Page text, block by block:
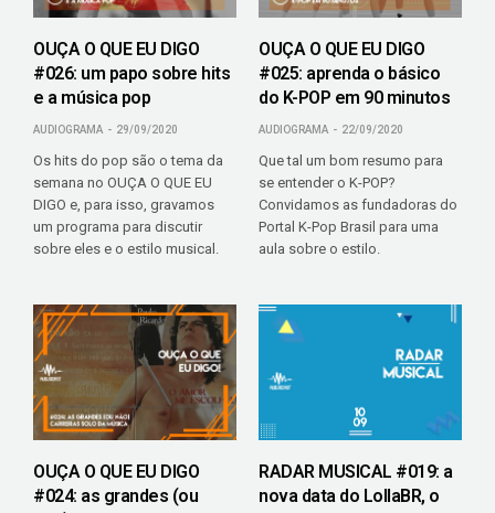
OUÇA O QUE EU DIGO
#026: um papo sobre hits
e a música pop
AUDIOGRAMA 29/09/2020
Os hits do pop são o tema da
semana no OUÇA O QUE EU
DIGO e, para isso, gravamos
um programa para discutir
sobre eles e o estilo musical.
OUÇA O QUE EU DIGO
#025: aprenda o básico
do K-POP em 90 minutos
AUDIOGRAMA 22/09/2020
Que tal um bom resumo para
se entender o K-POP?
Convidamos as fundadoras do
Portal K-Pop Brasil para uma
aula sobre o estilo.
OUÇA O QUE EU DIGO
#024: as grandes (ou
RADAR MUSICAL #019: a
nova data do LollaBR, o